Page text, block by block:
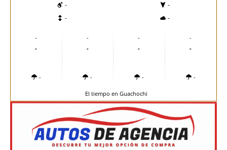
-
-
-
-
-
-
-
-
-
-
-
-
-
-
-
-
El tiempo en Guachochi